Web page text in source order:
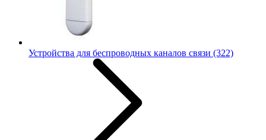
Устройства для беспроводных каналов связи (322)